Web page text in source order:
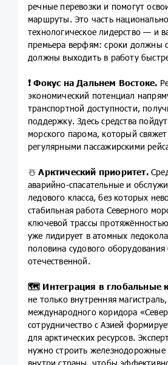
речные перевозки и помогут
маршруты. Это часть
технологическое лидерство — и
премьера верфям: сроки должны
должны выходить в работу
❗ Фокус на Дальнем Востоке.
экономический потенциал
транспортной доступности,
поддержку. Здесь средства
морского парома, который
регулярными пассажирскими
☃️Арктический приоритет.
аварийно-спасательные и
ледового класса, без которых
стабильная работа Северного
ключевой трассы
уже лидирует в атомных
половина судового оборудования
отечественной.
🗺 Интеграция в глобальные
не только внутренняя
международного коридора
сотрудничество с Азией
для арктических ресурсов.
нужно строить
внутри страны, чтобы